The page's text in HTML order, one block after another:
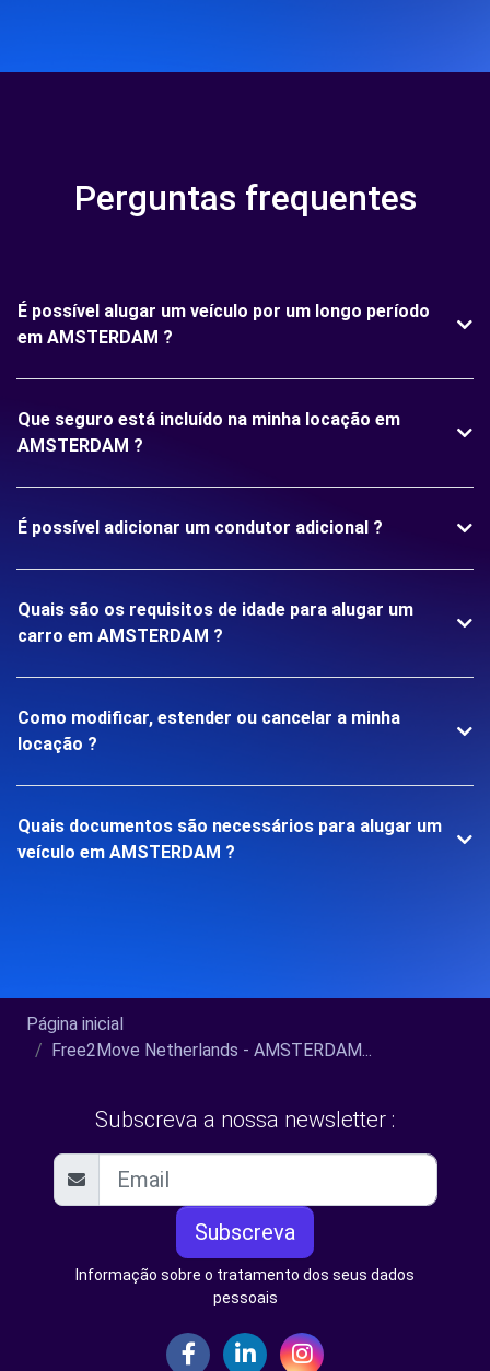
Perguntas frequentes
É possível alugar um veículo por um longo período
em AMSTERDAM ?
Que seguro está incluído na minha locação em
AMSTERDAM ?
É possível adicionar um condutor adicional ?
Quais são os requisitos de idade para alugar um
carro em AMSTERDAM ?
Como modificar, estender ou cancelar a minha
locação ?
Quais documentos são necessários para alugar um
veículo em AMSTERDAM ?
Página inicial
Free2Move Netherlands - AMSTERDAM...
Subscreva a nossa newsletter :
Subscreva
Informação sobre o tratamento dos seus dados
pessoais